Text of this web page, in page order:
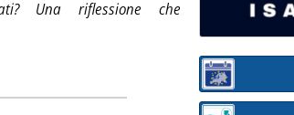
Una riflessione che
la notizia: 'Rete carburanti, gli orari di
Sezione: